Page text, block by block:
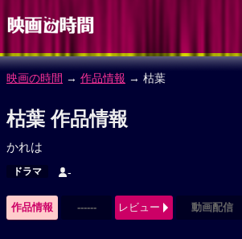
映画の時間 → 作品情報 → 枯葉
枯葉 作品情報
かれは
ドラマ -
作品情報 ------ レビュー 動画配信